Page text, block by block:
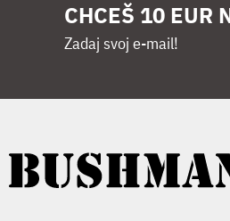
CHCEŠ 10 EUR
Zadaj svoj e-mail!